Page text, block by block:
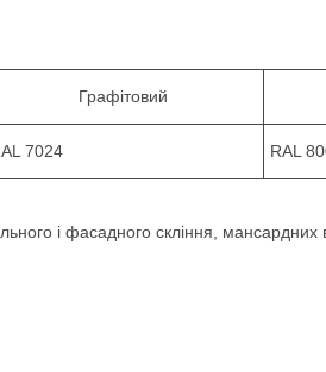
Графітовий
7024 RAL
і фасадного скління, мансардних